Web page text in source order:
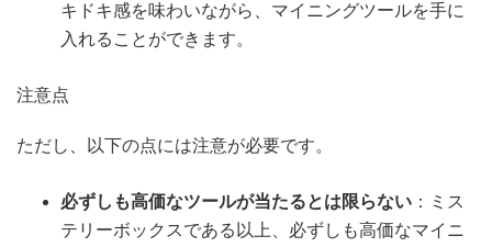
キドキ感を味わいながら、マイニングツールを手に
入れることができます。
注意点
ただし、以下の点には注意が必要です。
必ずしも高価なツールが当たるとは限らない ：ミス
テリーボックスである以上、必ずしも高価なマイニ